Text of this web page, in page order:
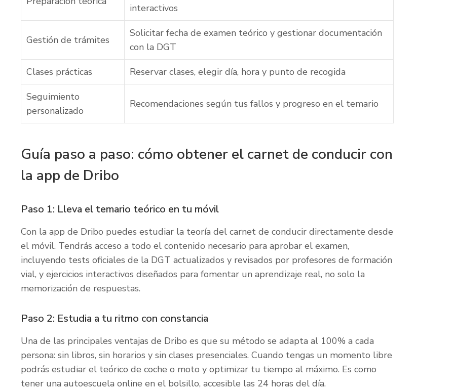
interactivos
Gestión de trámites
Solicitar fecha de examen teórico y gestionar documentación
con la DGT
Clases prácticas Reservar clases, elegir día, hora y punto de recogida
Seguimiento
personalizado
Recomendaciones según tus fallos y progreso en el temario
Guía paso a paso: cómo obtener el carnet de conducir con
la app de Dribo
Paso 1: Lleva el temario teórico en tu móvil
Con la app de Dribo puedes estudiar la teoría del carnet de conducir directamente desde
el móvil. Tendrás acceso a todo el contenido necesario para aprobar el examen,
incluyendo tests oficiales de la DGT actualizados y revisados por profesores de formación
vial, y ejercicios interactivos diseñados para fomentar un aprendizaje real, no solo la
memorización de respuestas.
Paso 2: Estudia a tu ritmo con constancia
Una de las principales ventajas de Dribo es que su método se adapta al 100% a cada
persona: sin libros, sin horarios y sin clases presenciales. Cuando tengas un momento libre
podrás estudiar el teórico de coche o moto y optimizar tu tiempo al máximo. Es como
tener una autoescuela online en el bolsillo, accesible las 24 horas del día.